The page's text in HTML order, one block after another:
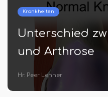
Arthritis